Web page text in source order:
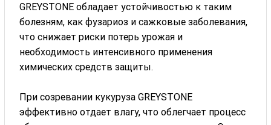
GREYSTONE обладает устойчивостью к таким
болезням, как фузариоз и сажковые заболевания,
что снижает риски потерь урожая и
необходимость интенсивного применения
химических средств защиты.
При созревании кукуруза GREYSTONE
эффективно отдает влагу, что облегчает процесс